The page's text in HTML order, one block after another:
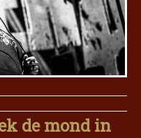
de mond in